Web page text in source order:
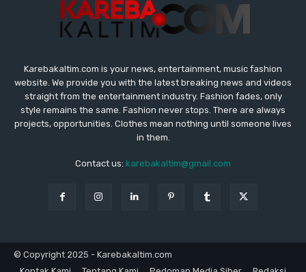
Karebakaltim.com is your news, entertainment, music fashion
website. We provide you with the latest breaking news and videos
straight from the entertainment industry. Fashion fades, only
style remains the same. Fashion never stops. There are always
projects, opportunities. Clothes mean nothing until someone lives
in them.
Contact us: karebakaltim@gmail.com
© Copyright 2025 - Karebakaltim.com